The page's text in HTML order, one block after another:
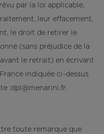
par la loi applicable,
leur effacement,
le droit de retirer le
(sans préjudice de la
le retrait) en écrivant
indiquée ci-dessus
:dpl@menarini.fr.
toute remarque que